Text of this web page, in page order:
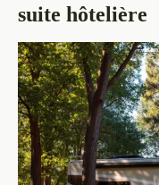
suite hôtelière